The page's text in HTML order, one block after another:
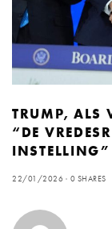
TRUMP, ALS
“DE
INSTELLING”
22/01/2026 0 SHARES